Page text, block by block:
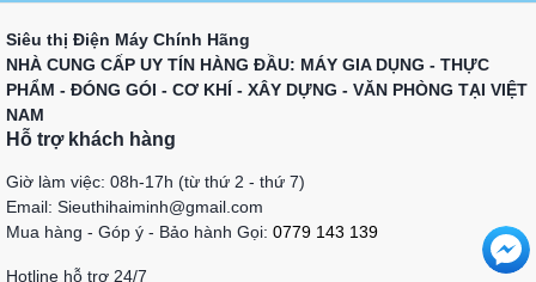
Siêu thị Điện Máy Chính Hãng
NHÀ CUNG CẤP UY TÍN HÀNG ĐẦU: MÁY GIA DỤNG - THỰC
PHẨM - ĐÓNG GÓI - CƠ KHÍ - XÂY DỰNG - VĂN PHÒNG TẠI VIỆT
NAM
Hỗ trợ khách hàng
Giờ làm việc: 08h-17h (từ thứ 2 - thứ 7)
Email: Sieuthihaiminh@gmail.com
Mua hàng - Góp ý - Bảo hành Gọi: 0779 143 139
Hotline hỗ trợ 24/7